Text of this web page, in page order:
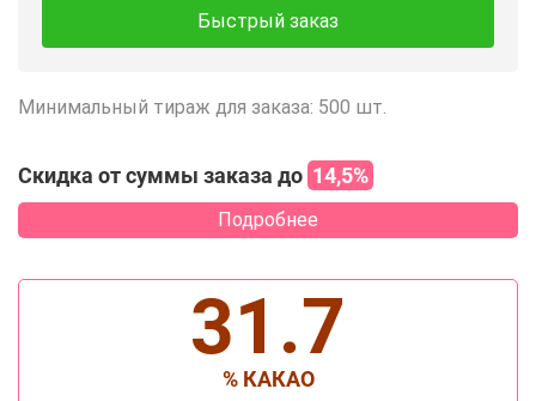
Быстрый заказ
Минимальный тираж для заказа: 500 шт.
Скидка от суммы заказа до 14,5%
Подробнее
31.7
% КАКАО